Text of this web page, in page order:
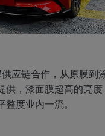
应链合作，从原膜到
供，漆面膜超高的亮
度业内一流。